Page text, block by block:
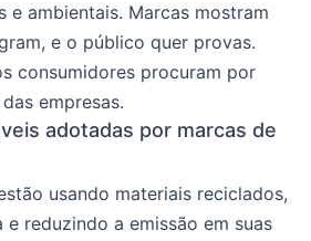
e ambientais. Marcas mostram
e o público quer provas.
consumidores procuram por
empresas.
adotadas por marcas de
usando materiais reciclados,
reduzindo a emissão em suas